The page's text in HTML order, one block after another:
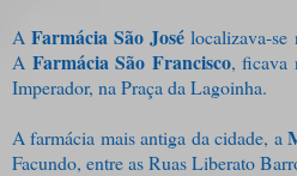
AFarmácia São José localizava-
A Farmácia São Francisco, ficava
Imperador, na Praça da Lagoinha.
A farmácia mais antiga da cidade, a
Facundo, entre as Ruas Liberato